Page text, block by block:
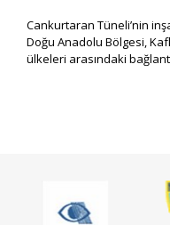
Cankurtaran Tüneli’nin
Doğu Anadolu Bölgesi,
ülkeleri arasındaki